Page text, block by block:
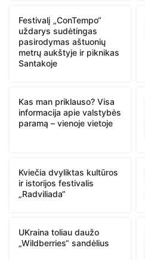
Festivalį „ConTempo“
uždarys sudėtingas
pasirodymas aštuonių
metrų aukštyje ir piknikas
Santakoje
Kas man priklauso? Visa
informacija apie valstybės
paramą – vienoje vietoje
Kviečia dvyliktas kultūros
ir istorijos festivalis
„Radviliada“
UKraina toliau daužo
„Wildberries“ sandėlius